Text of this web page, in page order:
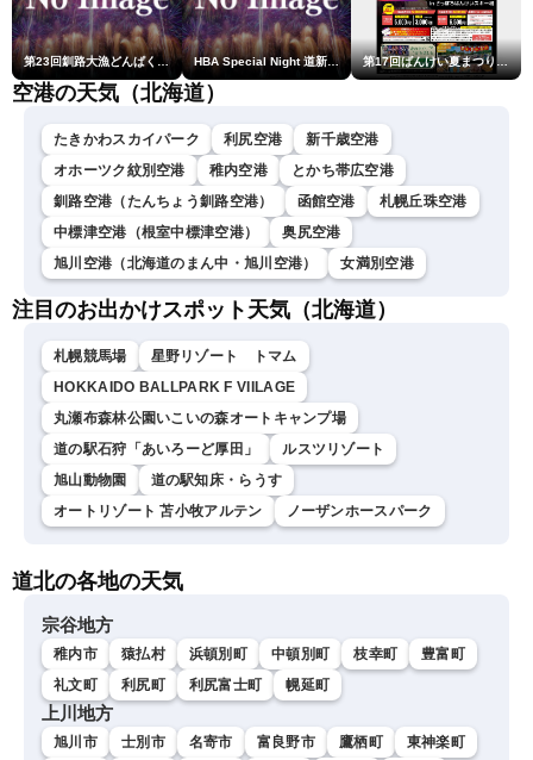
第23回釧路大漁どんぱく花火大会 ～道新・光と音のファンタジー～ HBA Special Night 道新・秋華火（はなび） 第17回ばんけい夏まつり大花火大会
空港の天気（北海道）
たきかわスカイパーク 利尻空港
新千歳空港
オホーツク紋別空港
稚内空港
とかち帯広空港
釧路空港（たんちょう釧路空港）
函館空港
札幌丘珠空港
中標津空港（根室中標津空港）
奥尻空港
旭川空港（北海道のまん中・旭川空港）
女満別空港
注目のお出かけスポット天気（北海道）
札幌競馬場
星野リゾート トマム
HOKKAIDO BALLPARK F VIILAGE
丸瀬布森林公園いこいの森オートキャンプ場
道の駅石狩「あいろーど厚田」
ルスツリゾート
旭山動物園
道の駅知床・らうす
オートリゾート 苫小牧アルテン
ノーザンホースパーク
道北の各地の天気
宗谷地方
稚内市 猿払村 浜頓別町 中頓別町 枝幸町
豊富町
礼文町
利尻町 利尻富士町 幌延町
上川地方
旭川市 士別市 名寄市 富良野市 鷹栖町
東神楽町